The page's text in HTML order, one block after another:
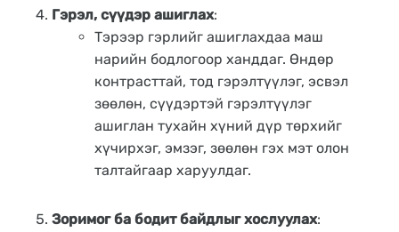
Гэрэл, сүүдэр ашиглах:
Тэрээр гэрлийг ашиглахдаа маш
нарийн бодлогоор ханддаг. Өндөр
контрасттай, тод гэрэлтүүлэг, эсвэл
зөөлөн, сүүдэртэй гэрэлтүүлэг
ашиглан тухайн хүний дүр төрхийг
хүчирхэг, эмзэг, зөөлөн гэх мэт олон
талтайгаар харуулдаг.
Зоримог ба бодит байдлыг хослуулах: